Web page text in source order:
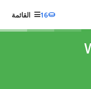
16 القائمة